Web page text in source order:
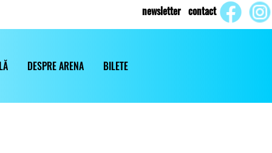
newsletter contact
DESPRE ARENA BILETE